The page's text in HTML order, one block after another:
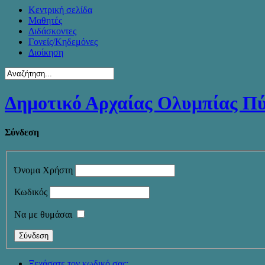
Κεντρική σελίδα
Μαθητές
Διδάσκοντες
Γονείς/Κηδεμόνες
Διοίκηση
Δημοτικό Αρχαίας Ολυμπίας
Σύνδεση
Όνομα Χρήστη
Κωδικός
Να με θυμάσαι